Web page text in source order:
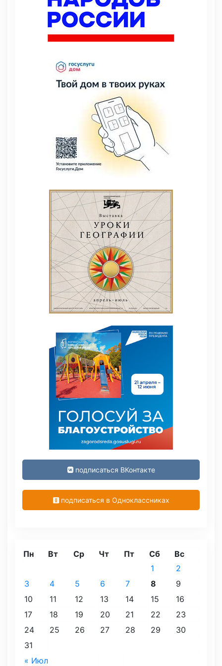
подписаться ВКонтакте
подписаться в Одноклассниках
Пн Вт Ср Чт Пт Сб Вс
« Июл
1
2
3
4 5 6 7 8
9
10
11 12 13 14 15
16
17
18 19 20 21 22
23
24
25 26 27 28 29
30
31